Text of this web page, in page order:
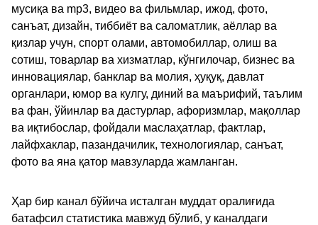
мусиқа ва mp3, видео ва фильмлар, ижод, фото,
санъат, дизайн, тиббиёт ва саломатлик, аёллар ва
қизлар учун, спорт олами, автомобиллар, олиш ва
сотиш, товарлар ва хизматлар, кўнгилочар, бизнес ва
инновациялар, банклар ва молия, ҳуқуқ, давлат
органлари, юмор ва кулгу, диний ва маърифий, таълим
ва фан, ўйинлар ва дастурлар, афоризмлар, мақоллар
ва иқтибослар, фойдали маслаҳатлар, фактлар,
лайфхаклар, пазандачилик, технологиялар, санъат,
фото ва яна қатор мавзуларда жамланган.
Ҳар бир канал бўйича исталган муддат оралиғида
батафсил статистика мавжуд бўлиб, у каналдаги